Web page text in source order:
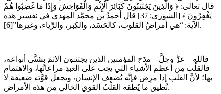
قال تعالى: ﴿ وَالَّذِينَ يَجْتَنِبُونَ كَبَائِرَ الْإِثْمِ وَالْفَوَاحِشَ وَإِذَا مَا غَضِبُوا هُمْ
يَغْفِرُونَ ﴾ [الشورى: 37] قال أحمدُ بن محمَّد المهدي في تفسير هذه
الآية: “هي أمراضُ القلوب، كالحَسَد، والكِبر، والرِّياء، وغيرها”[6].
فالله – عزَّ وجلَّ – مدَح المؤمنين الذين يجتنبون الإثمَ بشتَّى أنواعه،
فالقلْب مِن أعظم الأشياء التي يجب على العبدِ مراعاتُها، والاهتمام
بها؛ لأنَّ القلب إذا مرِض فإنَّه يُضعف الإنسان، ويجعل قوَّته ضعيفة لا
تُطيق ما يُطقه القلْبُ القوي الخالي مِن هذه الأمراض.